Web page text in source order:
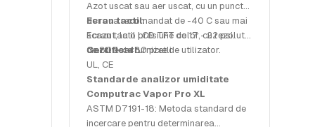
Azot uscat sau aer uscat, cu un punct
de roua recomandat de -40 C sau mai
scazut, la o presiune de 17 - 22 psi.
Gazul este furnizat de utilizator.
Ecran tactil:
Ecran tactil LCD TFT color, cu rezolutia
de 800 x 480 pixeli
Certificari:
UL, CE
Standarde analizor umiditate
Computrac Vapor Pro XL
ASTM D7191-18: Metoda standard de
incercare pentru determinarea